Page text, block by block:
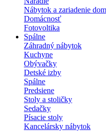
Nábytok a zariadenie
Domácnosť
Fotovoltika
Spálne
Záhradný nábytok
Kuchyne
Obývačky
Detské izby
Spálne
Predsiene
Stoly a stoličky
Sedačky
Písacie stoly
Kancelársky nábytok